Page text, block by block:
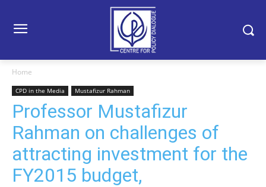
Home
CPD in the Media Mustafizur Rahman
Professor Mustafizur
Rahman on challenges of
attracting investment for the
FY2015 budget,